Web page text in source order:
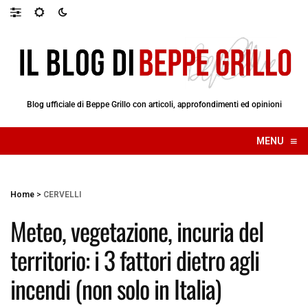
Blog ufficiale di Beppe Grillo con articoli, approfondimenti ed opinioni
MENU ≡
☰
Home > CERVELLI
Meteo, vegetazione, incuria del
territorio: i 3 fattori dietro agli
incendi (non solo in Italia)